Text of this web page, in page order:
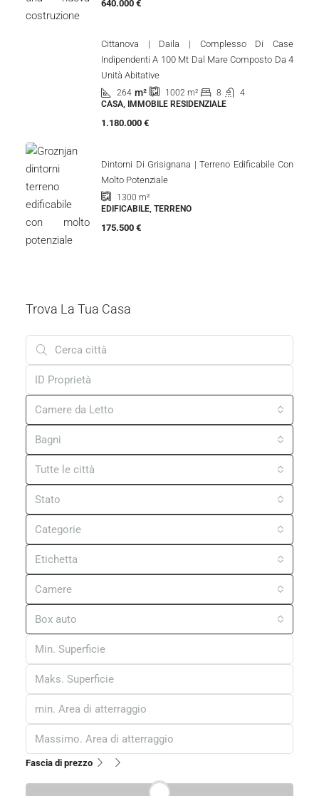
640.000 €
Cittanova | Daila | Complesso Di Case
Indipendenti A 100 Mt Dal Mare Composto Da 4
Unità Abitative
264 m² 1002 m² 8
4
CASA, IMMOBILE RESIDENZIALE
1.180.000 €
Dintorni Di Grisignana | Terreno Edificabile Con
Molto Potenziale
1300 m²
EDIFICABILE, TERRENO
175.500 €
Trova La Tua Casa
Camere da Letto
Bagni
Tutte le città
Stato
Categorie
Etichetta
Camere
Box auto
Fascia di prezzo